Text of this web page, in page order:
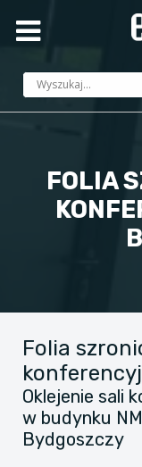
FOLIA
Folia
Oklejenie sali
w budynku
Bydgoszczy